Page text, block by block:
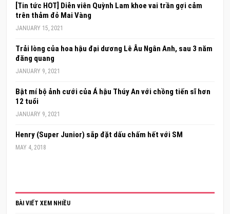
[Tin tức HOT] Diễn viên Quỳnh Lam khoe vai trần gợi cảm
trên thảm đỏ Mai Vàng
JANUARY 15, 2021
Trải lòng của hoa hậu đại dương Lê Âu Ngân Anh, sau 3 năm
đăng quang
JANUARY 9, 2021
Bật mí bộ ảnh cưới của Á hậu Thúy An với chồng tiến sĩ hơn
12 tuổi
JANUARY 9, 2021
Henry (Super Junior) sắp đặt dấu chấm hết với SM
MAY 4, 2018
BÀI VIẾT XEM NHIỀU